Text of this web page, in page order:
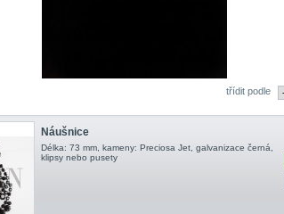
třídit podle
Náušnice
Délka: 73 mm, kameny: Preciosa Jet, galvanizace černá,
klipsy nebo pusety